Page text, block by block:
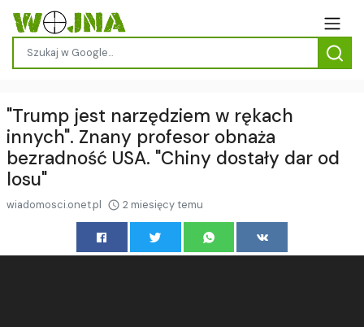
"Trump jest narzędziem w rękach
innych". Znany profesor obnaża
bezradność USA. "Chiny dostały dar od
losu"
wiadomosci.onet.pl 2 miesięcy temu